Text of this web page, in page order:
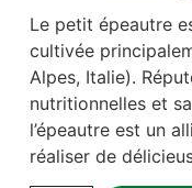
Le petit épeautre
cultivée
Alpes, Italie).
nutritionnelles et
l’épeautre est un
réaliser de